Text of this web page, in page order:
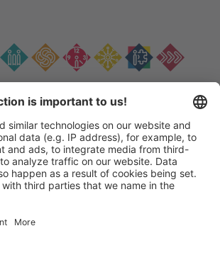
Straße 51, D-75196 Remchingen